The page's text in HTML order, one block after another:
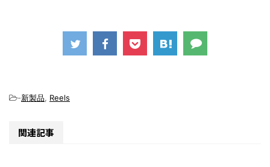
-新製品, Reels
関連記事